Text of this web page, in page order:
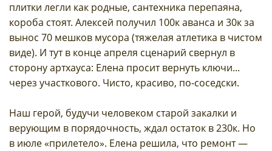
плитки легли как родные, сантехника перепаяна,
короба стоят. Алексей получил 100к аванса и 30к за
вынос 70 мешков мусора (тяжелая атлетика в чистом
виде). И тут в конце апреля сценарий свернул в
сторону артхауса: Елена просит вернуть ключи...
через участкового. Чисто, красиво, по-соседски.
Наш герой, будучи человеком старой закалки и
верующим в порядочность, ждал остаток в 230к. Но
в июле «прилетело». Елена решила, что ремонт —